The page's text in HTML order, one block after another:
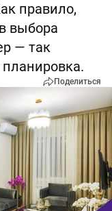
правило,
выбора
— так
Поделиться